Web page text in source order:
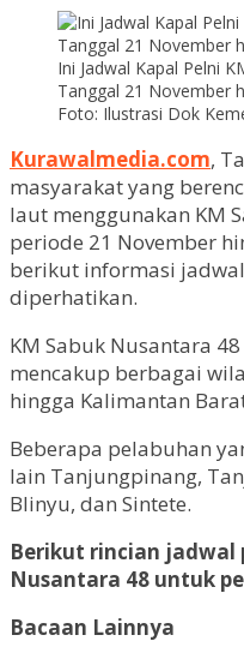
Ini Jadwal Kapal Pelni
Tanggal 21 November
Foto: Ilustrasi Dok
Kurawalmedia.com,
masyarakat yang
laut menggunakan KM
periode 21 November
berikut informasi
diperhatikan.
KM Sabuk Nusantara
mencakup berbagai
hingga Kalimantan
Beberapa pelabuhan
lain Tanjungpinang,
Blinyu, dan Sintete.
Berikut rincian jadwal
Nusantara 48 untuk
Bacaan Lainnya